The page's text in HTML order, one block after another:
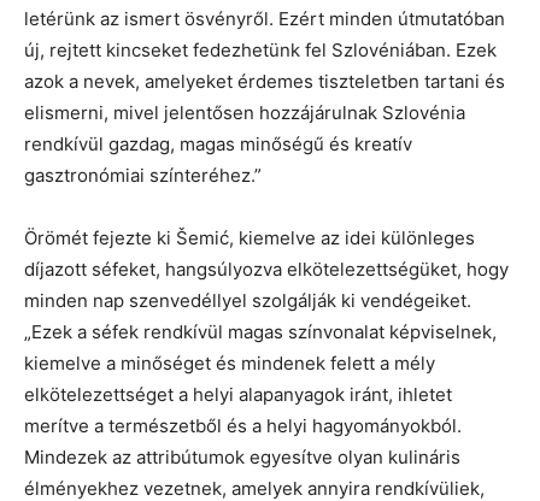
letérünk az ismert ösvényről. Ezért minden útmutatóban
új, rejtett kincseket fedezhetünk fel Szlovéniában. Ezek
azok a nevek, amelyeket érdemes tiszteletben tartani és
elismerni, mivel jelentősen hozzájárulnak Szlovénia
rendkívül gazdag, magas minőségű és kreatív
gasztronómiai színteréhez.”
Örömét fejezte ki Šemić, kiemelve az idei különleges
díjazott séfeket, hangsúlyozva elkötelezettségüket, hogy
minden nap szenvedéllyel szolgálják ki vendégeiket.
„Ezek a séfek rendkívül magas színvonalat képviselnek,
kiemelve a minőséget és mindenek felett a mély
elkötelezettséget a helyi alapanyagok iránt, ihletet
merítve a természetből és a helyi hagyományokból.
Mindezek az attribútumok egyesítve olyan kulináris
élményekhez vezetnek, amelyek annyira rendkívüliek,